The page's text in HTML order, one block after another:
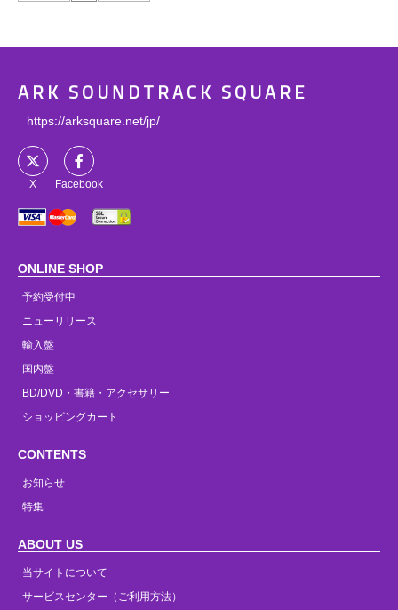
ARK SOUNDTRACK SQUARE
https://arksquare.net/jp/
X Facebook
ONLINE SHOP
予約受付中
ニューリリース
輸入盤
国内盤
BD/DVD・書籍・アクセサリー
ショッピングカート
CONTENTS
お知らせ
特集
ABOUT US
当サイトについて
サービスセンター（ご利用方法）